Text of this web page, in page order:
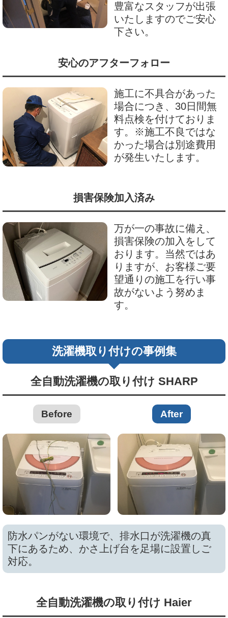
豊富なスタッフが出張
いたしますのでご安心
下さい。
安心のアフターフォロー
施工に不具合があった
場合につき、30日間無
料点検を付けておりま
す。※施工不良ではな
かった場合は別途費用
が発生いたします。
損害保険加入済み
万が一の事故に備え、
損害保険の加入をして
おります。当然ではあ
りますが、お客様ご要
望通りの施工を行い事
故がないよう努めま
す。
洗濯機取り付けの事例集
全自動洗濯機の取り付け SHARP
Before After
防水パンがない環境で、排水口が洗濯機の真
下にあるため、かさ上げ台を足場に設置しご
対応。
全自動洗濯機の取り付け Haier